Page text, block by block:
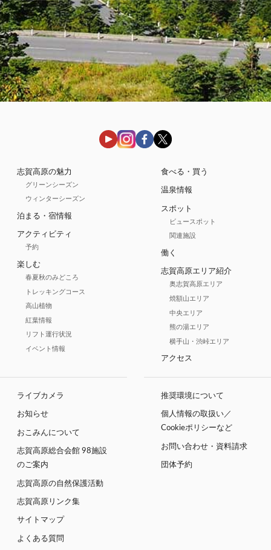
志賀高原の魅力
グリーンシーズン
ウィンターシーズン
泊まる・宿情報
アクティビティ
予約
楽しむ
春夏秋のみどころ
トレッキングコース
高山植物
紅葉情報
リフト運行状況
イベント情報
食べる・買う
温泉情報
スポット
ビュースポット
関連施設
働く
志賀高原エリア紹介
奥志賀高原エリア
焼額山エリア
中央エリア
熊の湯エリア
横手山・渋峠エリア
アクセス
ライブカメラ
お知らせ
おこみんについて
志賀高原総合会館 98施設
のご案内
志賀高原の自然保護活動
志賀高原リンク集
サイトマップ
よくある質問
推奨環境について
個人情報の取扱い／
Cookieポリシーなど
お問い合わせ・資料請求
団体予約